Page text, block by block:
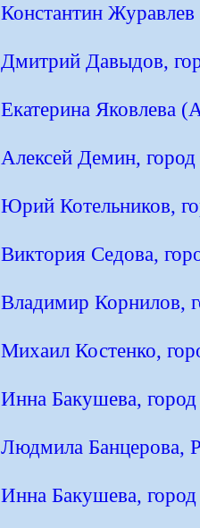
Константин Журавлев
Дмитрий Давыдов,
Екатерина Яковлева
Алексей Демин, город
Юрий Котельников,
Виктория Седова,
Владимир Корнилов,
Михаил Костенко,
Инна Бакушева, город
Людмила Банцерова,
Инна Бакушева, город